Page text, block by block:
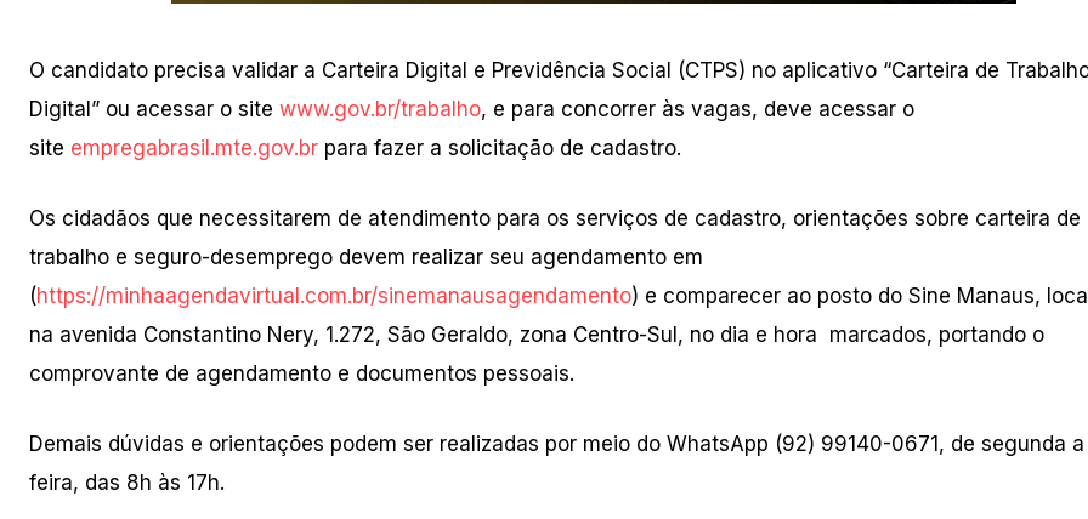
O candidato precisa validar a Carteira Digital e Previdência Social (CTPS) no aplicativo “Carteira de
Digital” ou acessar o site www.gov.br/trabalho, e para concorrer às vagas, deve acessar o
site empregabrasil.mte.gov.br para fazer a solicitação de cadastro.
Os cidadãos que necessitarem de atendimento para os serviços de cadastro, orientações sobre carteira de
trabalho e seguro-desemprego devem realizar seu agendamento em
(https://minhaagendavirtual.com.br/sinemanausagendamento) e comparecer ao posto do Sine Manaus,
na avenida Constantino Nery, 1.272, São Geraldo, zona Centro-Sul, no dia e hora marcados, portando o
comprovante de agendamento e documentos pessoais.
Demais dúvidas e orientações podem ser realizadas por meio do WhatsApp (92) 99140-0671, de segunda
feira, das 8h às 17h.